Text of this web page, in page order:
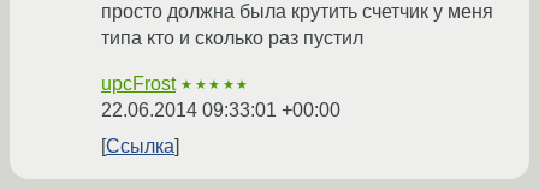
просто должна была крутить счетчик у меня
типа кто и сколько раз пустил
upcFrost ★★★★★
22.06.2014 09:33:01 +00:00
Ссылка